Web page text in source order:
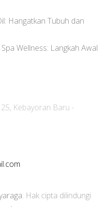
Hangatkan Tubuh dan
Wellness: Langkah Awal
Kebayoran Baru -
. Hak cipta dilindungi